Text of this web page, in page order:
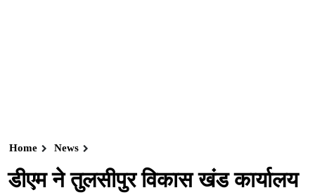
Home News
डीएम ने तुलसीपुर विकास खंड कार्यालय